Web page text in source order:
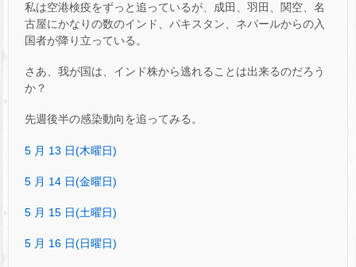
私は空港検疫をずっと追っているが、成田、羽田、関空、名
古屋にかなりの数のインド、パキスタン、ネパールからの入
国者が降り立っている。
さあ、我が国は、インド株から逃れることは出来るのだろう
か？
先週後半の感染動向を追ってみる。
5 月 13 日(木曜日)
5 月 14 日(金曜日)
5 月 15 日(土曜日)
5 月 16 日(日曜日)